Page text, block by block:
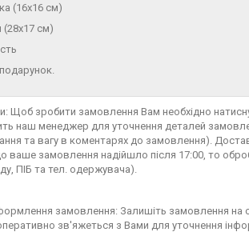
(16х16 см)
(28х17 см)
Щоб зробити замовлення Вам необхідно
наш менеджер для уточнення деталей
та вагу в коментарях до замовлення).
ваше замовлення надійшло після 17:00, то
ПІБ та тел. одержувача).
замовлення: Залишіть замовлення на
зв'яжеться з Вами для уточнення